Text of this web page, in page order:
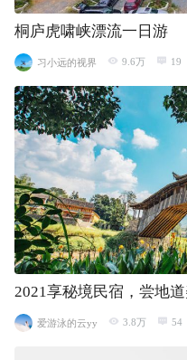
桐庐虎啸峡漂流一日游
习小远的视界 9.6万 19
2021享秘境民宿，尝地
爱游泳的云yy 3.8万 54